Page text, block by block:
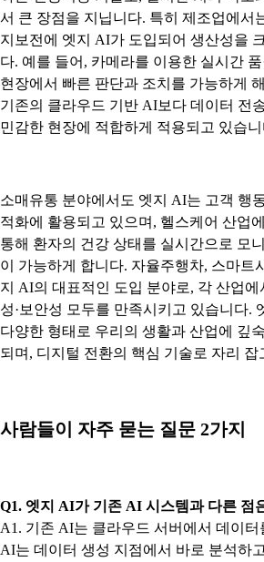
서 큰 장점을 지닙니다. 특히 제조업에서
지보전에 엣지 AI가 도입되어 생산성을
다. 예를 들어, 카메라를 이용한 실시간
현장에서 빠른 판단과 조치를 가능하게
기존의 클라우드 기반 AI보다 데이터 전
민감한 현장에 적합하게 적용되고 있습니
소매유통 분야에서도 엣지 AI는 고객 행
적화에 활용되고 있으며, 헬스케어 산업
통해 환자의 건강 상태를 실시간으로 모
이 가능하게 합니다. 자율주행차, 스마트
지 AI의 대표적인 도입 분야로, 각 산업에
성·보안성 모두를 만족시키고 있습니다.
다양한 형태로 우리의 생활과 산업에 깊
되며, 디지털 전환의 핵심 기술로 자리 잡
사람들이 자주 묻는 질문 2가지
Q1. 엣지 AI가 기존 AI 시스템과 다른 점
A1. 기존 AI는 클라우드 서버에서 데이터
AI는 데이터 생성 지점에서 바로 분석하